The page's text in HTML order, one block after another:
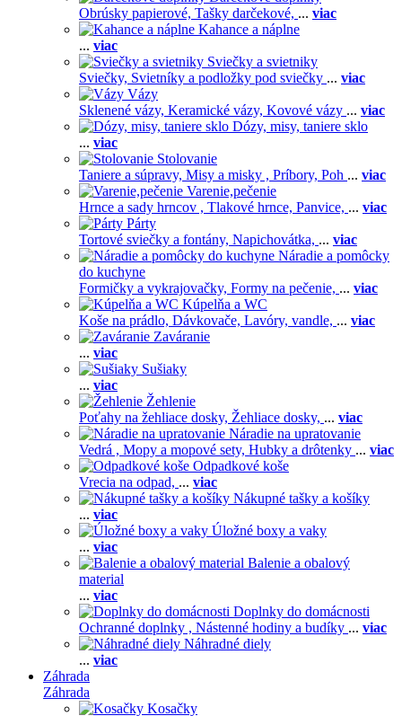
Obrúsky papierové, Tašky darčekové, ... viac
Kahance a náplne
... viac
Sviečky a svietniky
Sviečky, Svietníky a podložky pod sviečky ... viac
Vázy
Sklenené vázy, Keramické vázy, Kovové vázy ... viac
Dózy, misy, taniere sklo
... viac
Stolovanie
Taniere a súpravy, Misy a misky , Príbory, Poh ... viac
Varenie,pečenie
Hrnce a sady hrncov , Tlakové hrnce, Panvice, ... viac
Párty
Tortové sviečky a fontány, Napichovátka, ... viac
Náradie a pomôcky
do kuchyne
Formičky a vykrajovačky, Formy na pečenie, ... viac
Kúpelňa a WC
Koše na prádlo, Dávkovače, Lavóry, vandle, ... viac
Zaváranie
... viac
Sušiaky
... viac
Žehlenie
Poťahy na žehliace dosky, Žehliace dosky, ... viac
Náradie na upratovanie
Vedrá , Mopy a mopové sety, Hubky a drôtenky ... viac
Odpadkové koše
Vrecia na odpad, ... viac
Nákupné tašky a košíky
... viac
Úložné boxy a vaky
... viac
Balenie a obalový
material
... viac
Doplnky do domácnosti
Ochranné doplnky , Nástenné hodiny a budíky ... viac
Náhradné diely
... viac
Záhrada
Záhrada
Kosačky